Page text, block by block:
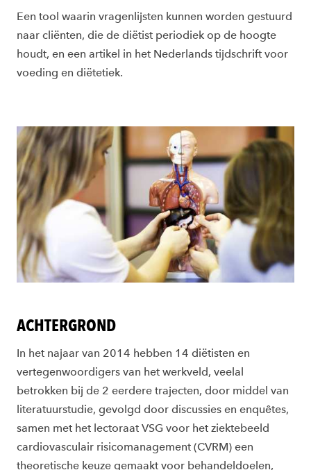
Een tool waarin vragenlijsten kunnen worden gestuurd
naar cliënten, die de diëtist periodiek op de hoogte
houdt, en een artikel in het Nederlands tijdschrift voor
voeding en diëtetiek.
ACHTERGROND
In het najaar van 2014 hebben 14 diëtisten en
vertegenwoordigers van het werkveld, veelal
betrokken bij de 2 eerdere trajecten, door middel van
literatuurstudie, gevolgd door discussies en enquêtes,
samen met het lectoraat VSG voor het ziektebeeld
cardiovasculair risicomanagement (CVRM) een
theoretische keuze gemaakt voor behandeldoelen,